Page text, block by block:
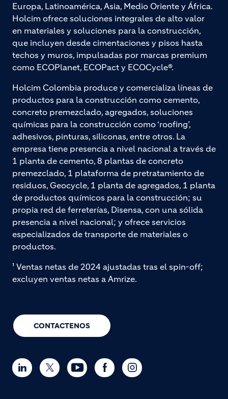
CONTACTENOS
Europa, Latinoamérica, Asia, Medio Oriente y África.
Holcim ofrece soluciones integrales de alto valor
en materiales y soluciones para la construcción,
que incluyen desde cimentaciones y pisos hasta
techos y muros, impulsadas por marcas premium
como ECOPlanet, ECOPact y ECOCycle®.
Holcim Colombia produce y comercializa líneas de
productos para la construcción como cemento,
concreto premezclado, agregados, soluciones
químicas para la construcción como ‘roofing’,
adhesivos, pinturas, siliconas, entre otros. La
empresa tiene presencia a nivel nacional a través de
1 planta de cemento, 8 plantas de concreto
premezclado, 1 plataforma de pretratamiento de
residuos, Geocycle, 1 planta de agregados, 1 planta
de productos químicos para la construcción; su
propia red de ferreterías, Disensa, con una sólida
presencia a nivel nacional; y ofrece servicios
especializados de transporte de materiales o
productos.
¹ Ventas netas de 2024 ajustadas tras el spin-off;
excluyen ventas netas a Amrize.